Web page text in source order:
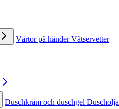
Vårtor på händerVåtservetter
Duschkräm och duschgel Duscholja